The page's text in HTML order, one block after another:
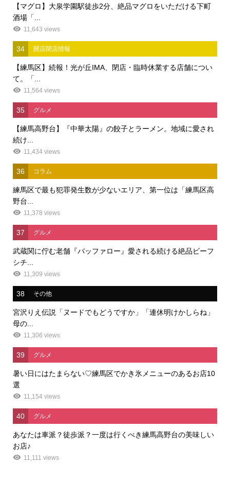
【マグロ】大泉学園駅徒歩2分、絶品マグロをいただける下町
酒場「...
11,643 views
34 開店閉店情報
【練馬区】続報！光が丘IMA、閉店・臨時休業する店舗につい
て。「...
11,564 views
35 グルメ
【練馬高野台】『中華太陽』の餃子とラーメン。地域に愛され
続け...
11,434 views
36 コラム
練馬区で最も犯罪発生数が少ないエリア、第一位は「練馬区高
野台...
11,378 views
37 グルメ
武蔵関に佇む老舗『バッファロー』愛される続ける絶品ビーフ
シチ...
11,309 views
38 その他
宮沢りえ伝説「ヌードでもどうですか」「連休明けかしらね」
母の...
11,306 views
39 グルメ
暑い日にはたまらない♡練馬区でかき氷メニューのあるお店10
選
11,154 views
40 グルメ
あなたは車派？徒歩派？一度は行くべき練馬高野台の美味しい
お店♪
11,111 views